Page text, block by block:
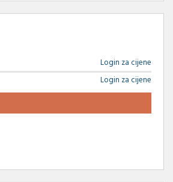
Login za cijene
Login za cijene